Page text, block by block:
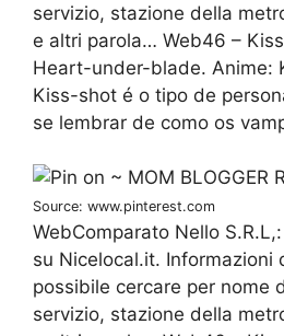
servizio, stazione della
e altri parola… Web46 –
Heart-under-blade. Anime:
Kiss-shot é o tipo de
se lembrar de como os
Source: www.pinterest.com
WebComparato Nello
su Nicelocal.it. Informazioni
possibile cercare per nome
servizio, stazione della